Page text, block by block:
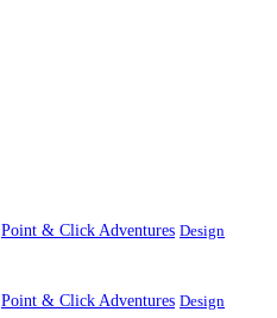
Point & Click Adventures Design
Point & Click Adventures Design